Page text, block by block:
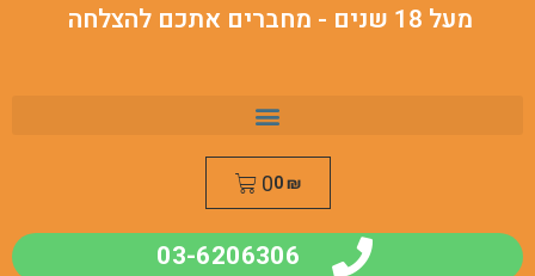
מעל 18 שנים - מחברים אתכם להצלחה
0₪
0
03-6206306